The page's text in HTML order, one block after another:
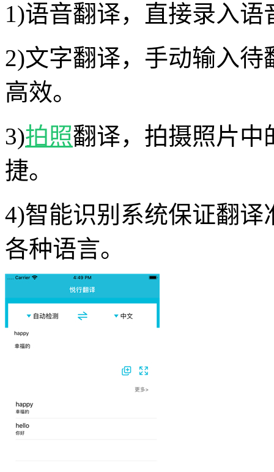
1)语音翻译，直接录入
2)文字翻译，手动输入
高效。
3)拍照翻译，拍摄照片中
捷。
4)智能识别系统保证翻
各种语言。